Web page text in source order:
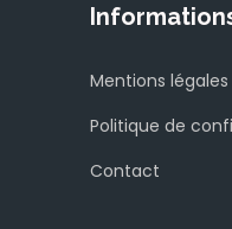
Mentions légales
Politique de
Contact